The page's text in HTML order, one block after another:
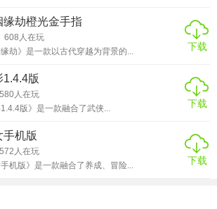
，极品装备、高级技能打怪爆，海量战宠
流光羽翼。
，内置即时语音，激情开黑，热血屠龙，
意气风发的你。
斗的魔幻传奇手游，游戏拥有内置语音系
加的方便，高清画面升级归来，每天体
惠等你来领取。
缘劫橙光金手指
608 人在玩
缘劫》是一款以古代穿越为背景的...
下载
版
580 人在玩
1.4.4版》是一款融合了武侠...
下载
手机版
572 人在玩
手机版》是一款融合了养成、冒险...
下载